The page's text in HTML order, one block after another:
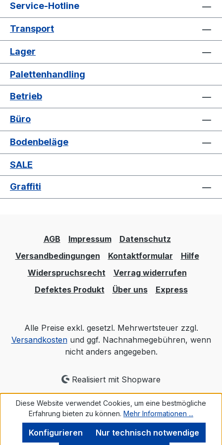
Rahmenkonstruktion kann durch einfache
Selbstmontage mittels Kunststoffschellen
angebracht und dadurch auch
nachgerüstet werden. Die Höhe ist
justierbar, um z. B. eine Durchreiche zu
erzeugen. Der neue fetra
Infektionsschutzrahmen bietet ihnen eine
flexible Möglichkeit eine Schutzwand
mobil an die benötigte Position zu
Gewicht 1,2 kg Außenmaße: Gesamtlänge
1066 mm Gesamttiefe 49 mm
Gesamthöhe 1410 mm Hinweis:
Aufbauhöhe 1110 mm Bemerkung: Der
Infektionsschutzrahmen ist geeignet für
die Fetra-Artikel (diese sehen Sie
5837 / 5838 / 4822 / 4832 / 4922 / 4932 /
4842 / 2722 / 2105 / 2106 / Garantie: 10
Jahre
Service-Hotline
Transport
Lager
Palettenhandling
Betrieb
Büro
Bodenbeläge
SALE
Graffiti
AGB Impressum
Datenschutz
Versandbedingungen
Kontaktformular
Hilfe
Widerspruchsrecht
Verrag widerrufen
Defektes Produkt
Über uns Express
Alle Preise exkl. gesetzl. Mehrwertsteuer zzgl.
Versandkostenund ggf. Nachnahmegebühren, wenn
nicht anders angegeben.
Realisiert mit Shopware
Diese Website verwendet Cookies, um eine bestmögliche
Erfahrung bieten zu können. Mehr Informationen ...
Nur technisch notwendige
Konfigurieren